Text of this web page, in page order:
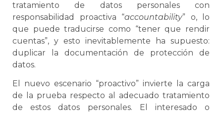
tratamiento de datos personales con
responsabilidad proactiva “accountability” o, lo
que puede traducirse como “tener que rendir
cuentas”, y esto inevitablemente ha supuesto:
duplicar la documentación de protección de
datos.
El nuevo escenario “proactivo” invierte la carga
de la prueba respecto al adecuado tratamiento
de estos datos personales. El interesado o